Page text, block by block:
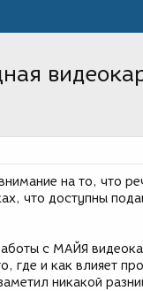
на то, что
что доступны
с МАЙЯ
где и как влияет
никакой